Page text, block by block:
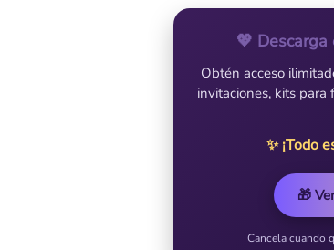
💖
Obtén acceso
invitaciones, kits para
✨ ¡Todo
🎁
Cancela cuando